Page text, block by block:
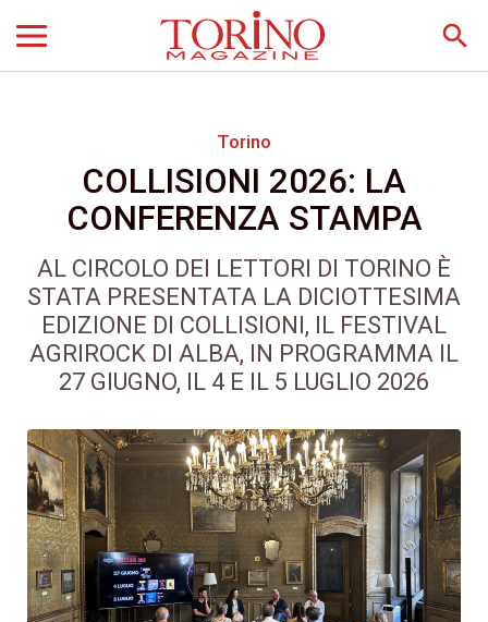
search
Torino
COLLISIONI 2026: LA
CONFERENZA STAMPA
AL CIRCOLO DEI LETTORI DI TORINO È
STATA PRESENTATA LA DICIOTTESIMA
EDIZIONE DI COLLISIONI, IL FESTIVAL
AGRIROCK DI ALBA, IN PROGRAMMA IL
27 GIUGNO, IL 4 E IL 5 LUGLIO 2026